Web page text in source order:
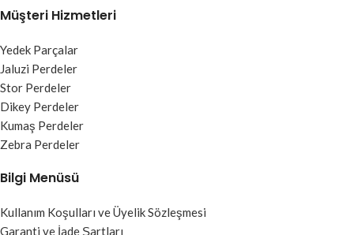
Müşteri Hizmetleri
Yedek Parçalar
Jaluzi Perdeler
Stor Perdeler
Dikey Perdeler
Kumaş Perdeler
Zebra Perdeler
Bilgi Menüsü
Kullanım Koşulları ve Üyelik Sözleşmesi
Garanti ve İade Şartları